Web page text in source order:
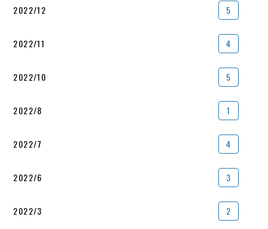
2022/12 5
2022/11 4
2022/10 5
2022/8 1
2022/7 4
2022/6 3
2022/3 2